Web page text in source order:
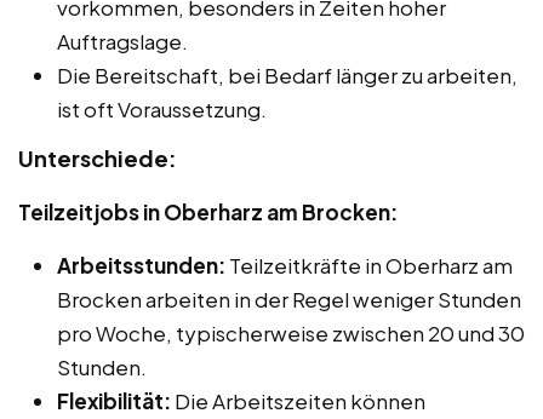
vorkommen, besonders in Zeiten hoher
Auftragslage.
Die Bereitschaft, bei Bedarf länger zu arbeiten,
ist oft Voraussetzung.
Unterschiede:
Teilzeitjobs in Oberharz am Brocken:
Arbeitsstunden: Teilzeitkräfte in Oberharz am
Brocken arbeiten in der Regel weniger Stunden
pro Woche, typischerweise zwischen 20 und 30
Stunden.
Flexibilität: Die Arbeitszeiten können